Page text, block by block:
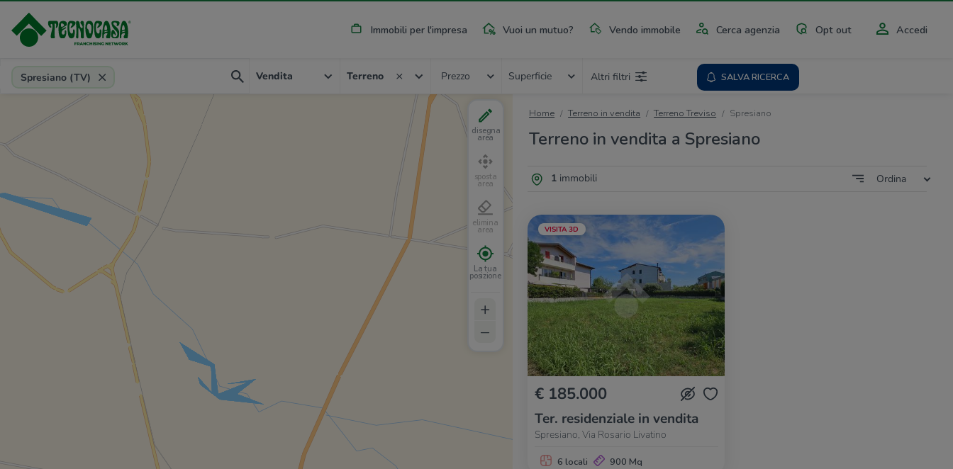
Immobili per l'impresa Vuoi un mutuo? Vendo immobile Cerca agenzia Opt out Accedi
Provincia, comune, zona, riferimento
Spresiano (TV) Vendita Terreno Prezzo Superficie Altri filtri SALVA RICERCA
Home Terreno in vendita Terreno Treviso Spresiano
Terreno in vendita a Spresiano
1immobili Ordina
VISITA 3D
€ 185.000
Ter. residenziale in vendita
Spresiano, Via Rosario Livatino
6 locali 900 Mq
disegna
area
sposta
area
elimina
area
La tua
posizione
+
–